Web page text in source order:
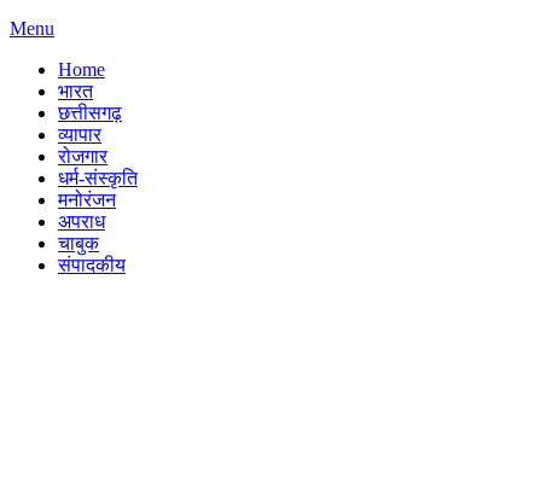
Menu
Home
भारत
छत्तीसगढ़
व्यापार
रोजगार
धर्म-संस्कृति
मनोरंजन
अपराध
चाबुक
संपादकीय